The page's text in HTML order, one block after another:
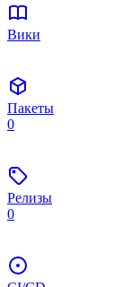
Вики
Пакеты
0
Релизы
0